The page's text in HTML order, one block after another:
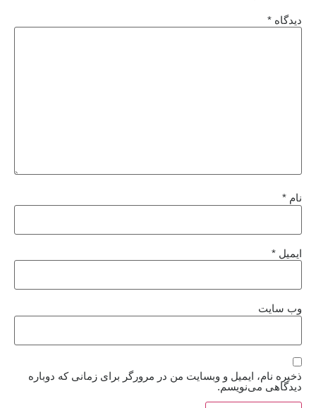
دیدگاه *
نام *
ایمیل *
وب‌ سایت
ذخیره نام، ایمیل و وبسایت من در مرورگر برای زمانی که دوباره
دیدگاهی می‌نویسم.